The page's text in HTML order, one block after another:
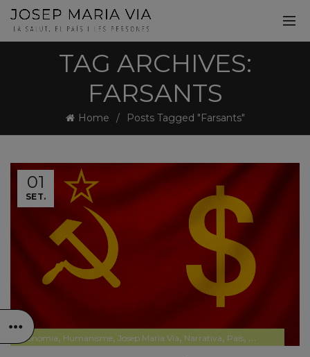
TAG ARCHIVES:
FARSANTS
Home Posts Tagged "Farsants"
01
SET.
Economia, Humanisme, Josep Maria Via, Narrativa, País, Papers prvats